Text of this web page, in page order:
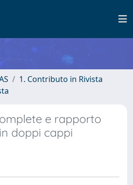
1. Contributo in Rivista
e rapporto
doppi cappi